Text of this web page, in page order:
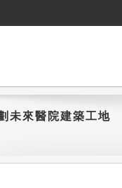
未來醫院建築工地